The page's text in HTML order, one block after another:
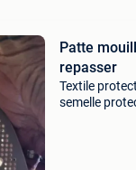
Patte
repasser
Textile
semelle